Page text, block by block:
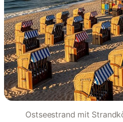
Ostseestrand mit